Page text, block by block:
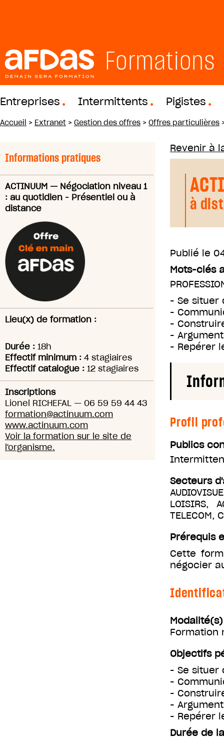
Formations
Entreprises Intermittents Pigistes
Accueil > Extranet > Gestion des offres > Offres particulières
Informations pratiques
ACTINUUM — Négociation niveau 1
: au quotidien - Présentiel ou à
distance
Lieu(x) de formation :
Durée : 18h
Effectif minimum : 4 stagiaires
Effectif catalogue : 12 stagiaires
Inscriptions
Lionel RICHEFAL — 06 59 59 44 43
formation@actinuum.com
www.actinuum.com
Voir la formation sur le site de
l'organisme.
Revenir à
à
Publié le
Mots-clés
- Se situer
-
-
-
- Repérer
Profil
Publics
Secteurs
LOISIRS,
TELECOM,
Prérequis
Cette
négocier
Formation
Objectifs
- Se situer
-
-
-
- Repérer
Durée de